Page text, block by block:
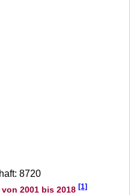
8720
2001 bis 2018 [1]